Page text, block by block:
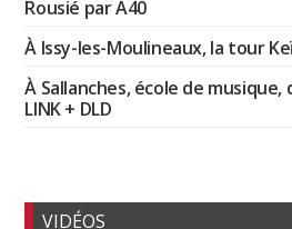
Rousié par A40
À Issy-les-Moulineaux, la tour
À Sallanches, école de
LINK + DLD
VIDÉOS